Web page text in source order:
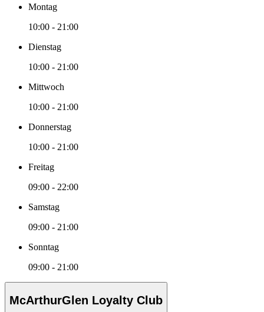
Montag
10:00 - 21:00
Dienstag
10:00 - 21:00
Mittwoch
10:00 - 21:00
Donnerstag
10:00 - 21:00
Freitag
09:00 - 22:00
Samstag
09:00 - 21:00
Sonntag
09:00 - 21:00
McArthurGlen Loyalty Club